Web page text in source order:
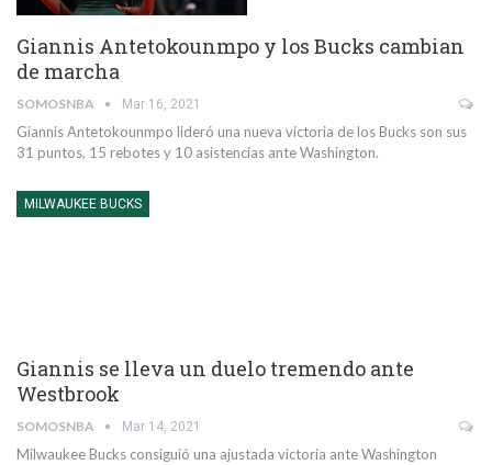
Giannis Antetokounmpo y los Bucks cambian
de marcha
SOMOSNBA Mar 16, 2021
Giannis Antetokounmpo lideró una nueva victoria de los Bucks son sus
31 puntos, 15 rebotes y 10 asistencias ante Washington.
MILWAUKEE BUCKS
Giannis se lleva un duelo tremendo ante
Westbrook
SOMOSNBA Mar 14, 2021
Milwaukee Bucks consiguió una ajustada victoria ante Washington